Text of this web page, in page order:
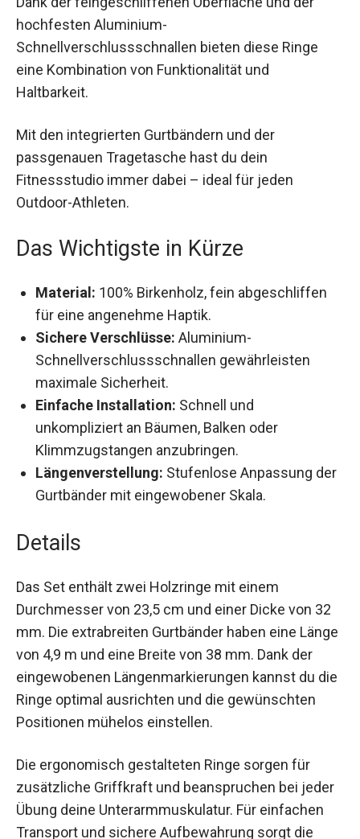
Dank der feingeschliffenen Oberfläche und der
hochfesten Aluminium-
Schnellverschlussschnallen bieten diese Ringe
eine Kombination von Funktionalität und
Haltbarkeit.
Mit den integrierten Gurtbändern und der
passgenauen Tragetasche hast du dein
Fitnessstudio immer dabei – ideal für jeden
Outdoor-Athleten.
Das Wichtigste in Kürze
Material: 100% Birkenholz, fein abgeschliffen
für eine angenehme Haptik.
Sichere Verschlüsse: Aluminium-
Schnellverschlussschnallen gewährleisten
maximale Sicherheit.
Einfache Installation: Schnell und
unkompliziert an Bäumen, Balken oder
Klimmzugstangen anzubringen.
Längenverstellung: Stufenlose Anpassung
der Gurtbänder mit eingewobener Skala.
Details
Das Set enthält zwei Holzringe mit einem
Durchmesser von 23,5 cm und einer Dicke von 32
mm. Die extrabreiten Gurtbänder haben eine
Länge von 4,9 m und eine Breite von 38 mm. Dank
der eingewobenen Längenmarkierungen kannst
du die Ringe optimal ausrichten und die
gewünschten Positionen mühelos einstellen.
Die ergonomisch gestalteten Ringe sorgen für
zusätzliche Griffkraft und beanspruchen bei
jeder Übung deine Unterarmmuskulatur. Für